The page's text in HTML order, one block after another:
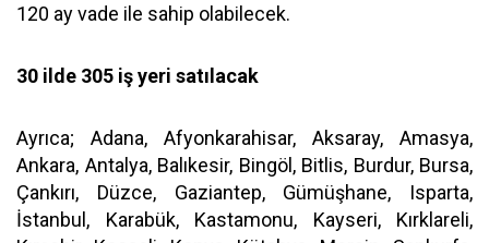
120 ay vade ile sahip olabilecek.
30 ilde 305 iş yeri satılacak
Ayrıca; Adana, Afyonkarahisar, Aksaray, Amasya,
Ankara, Antalya, Balıkesir, Bingöl, Bitlis, Burdur, Bursa,
Çankırı, Düzce, Gaziantep, Gümüşhane, Isparta,
İstanbul, Karabük, Kastamonu, Kayseri, Kırklareli,